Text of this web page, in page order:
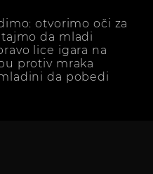
otvorimo oči za
da mladi
lice igara na
protiv mraka
da pobedi